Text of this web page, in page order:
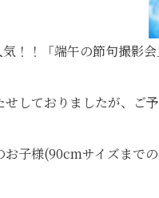
！！「端午の節句撮影会
せしておりましたが、ご
お子様(90cmサイズまで